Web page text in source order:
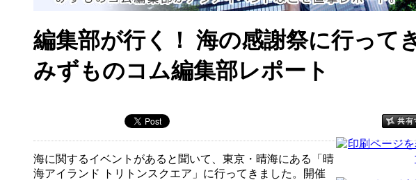
編集部が行く！ 海の感謝祭に行って
みずものコム編集部レポート
海に関するイベントがあると聞いて、東京・晴海にある「晴
海アイランド トリトンスクエア」に行ってきました。開催